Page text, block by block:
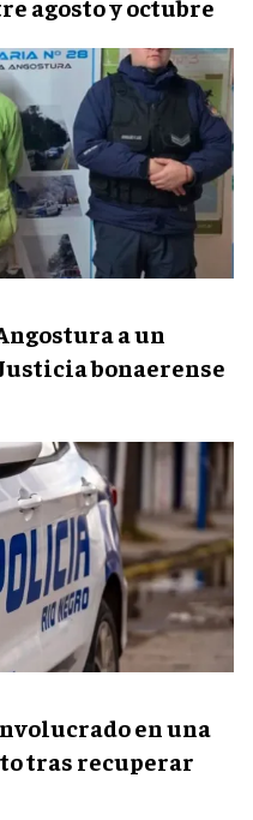
agosto y octubre
a un
bonaerense
en una
tras recuperar